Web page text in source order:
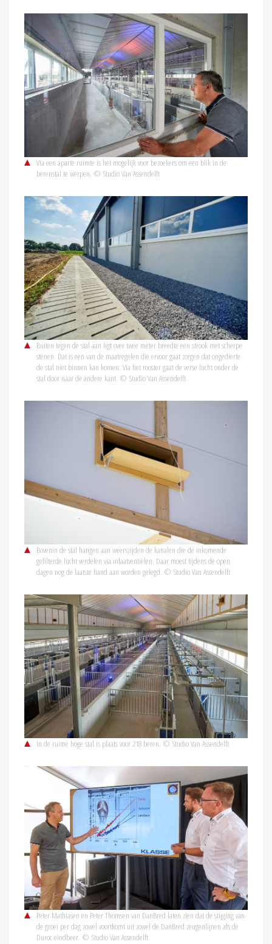
Via een aparte ruimte is het mogelijk voor bezoekers om een blik in de
berenstal te werpen. © Studio Van Assendelft
Buiten tegen de stal aan ligt over twee meter breedte een strook met scherpe
stenen. Dat is een van de maatregelen die ervoor gaat zorgen dat ongedierte
de stal niet binnen kan komen. Via het rooster gaat de verse lucht onder de
stal door naar de andere kant. © Studio Van Assendelft
Bovenin de stal hangen aan weerszijden de kanalen die de inkomende
gefilterde lucht verdelen via inlaatventielen. Daar moest tijdens de open
dagen nog de laatste hand aan worden gelegd. © Studio Van Assendelft
In de ruime hoge stal is plaats voor 218 beren. © Studio Van Assendelft
Peter Mathiasen en Peter Thomsen van DanBred laten zien dat de stijging van
de groei per dag zowel voortkomt uit zowel de DanBred zeugenlijnen als de
Duroc eindbeer. © Studio Van Assendelft